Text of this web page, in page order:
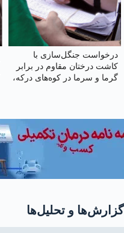
درخواست جنگل‌سازی با
کاشت درختان مقاوم در برابر
گرما و سرما در کوه‌های درکه،
گزارش‌ها و تحلیل‌ها